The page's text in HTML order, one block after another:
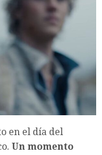
en el día del
Un momento